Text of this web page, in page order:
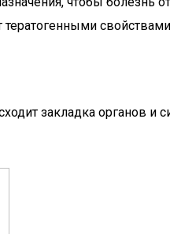
закладка органов